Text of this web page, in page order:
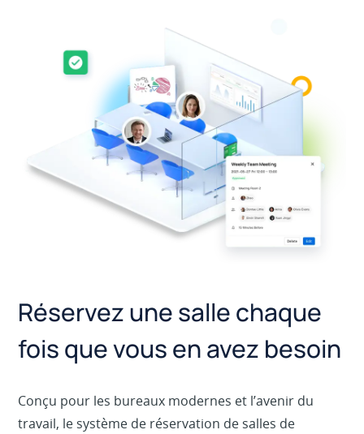
Réservez une salle chaque
fois que vous en avez besoin
Conçu pour les bureaux modernes et l’avenir du
travail, le système de réservation de salles de